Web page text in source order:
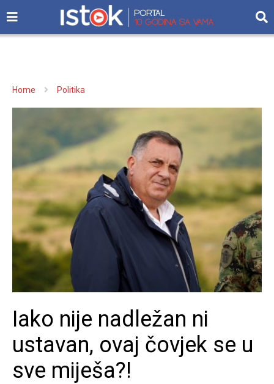
Home Politika
Iako nije nadležan ni
ustavan, ovaj čovjek se u
sve miješa?!